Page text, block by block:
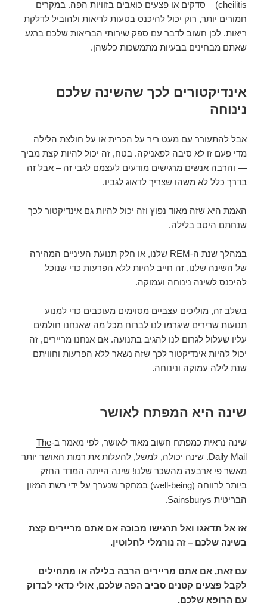
cheilitis) – סדקים או פצעים כואבים בזוויות הפה. במקרים
חמורים יותר, רוק יכול להיכנס בטעות לריאות ולהוביל לדלקת
ריאות. לכן חשוב לדבר עם ספק שירותי הבריאות שלכם ברגע
שאתם מבחינים בבעיות מתמשכות כלשהן.
אינדיקטורים לכך שהשינה שלכם
נינוחה
אבל להתעורר עם מעט ריר על הכרית או על חולצת הלילה
מדי פעם זו לא סיבה לפאניקה. בטח, זה יכול להיות קצת מביך
— והרבה אנשים מרגישים מודעים לעצמם לגבי זה – אבל זה
בדרך כלל לא משהו שצריך לדאוג לגביו.
האמת היא שזה מאוד נפוץ וזה יכול להיות גם אינדיקטור לכך
שנחתם היטב בלילה.
במהלך שנת ה-REM שלנו, או חלק תנועת העיניים המהירה
של השינה שלנו, זה חייב להיות ללא הפרעות כדי שנוכל
להיכנס לשינה נינוחה ועמוקה.
בשלב זה, מוליכים עצביים מסוימים מעוכבים כדי למנוע
תנועות שרירים שיגרמו לנו לברוח מכל מה שאנחנו חולמים
עליו שעלול לגרום לנו להגיב בתנועה. אם אנחנו מריירים, זה
יכול להיות אינדיקטור לכך שזה נשאר ללא הפרעות וחוויתם
שנת לילה עמוקה ונינוחה.
שינה היא המפתח לאושר
שינה נראית כמפתח חשוב מאוד לאושר, לפי מאמר ב-The
Daily Mail. שינה יכולה, למשל, להעלות את רמות האושר יותר
מאשר פי ארבעה מהשכר שלנו! שינה הייתה המדד החזק
ביותר לרווחה (well-being) במחקר שנערך על ידי רשת המזון
הבריטית Sainsburys.
אז אל תדאגו ואל תרגישו מבוכה אם אתם מריירים קצת
בשינה שלכם – זה נורמלי לחלוטין.
עם זאת, אם אתם מריירים הרבה בלילה או מתחילים
לקבל פצעים קטנים סביב הפה שלכם, אולי כדאי לבדוק
עם הרופא שלכם.